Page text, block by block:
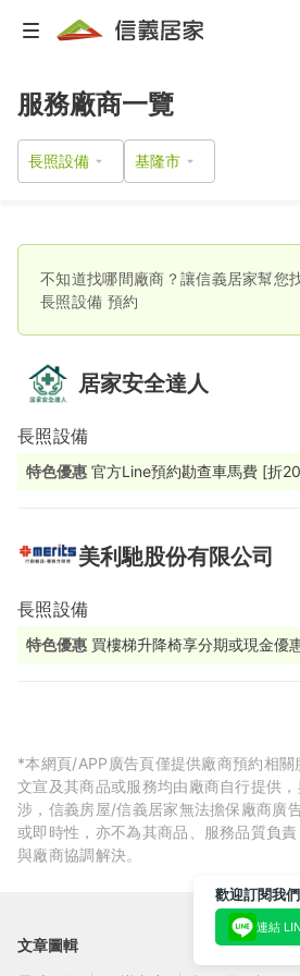
服務廠商一覽
長照設備
不知道找哪間廠商？讓信義居家幫您
長照設備 預約
居家安全達人
長照設備
特色優惠 官方Line預約勘查車馬費 [折
美利馳股份有限公司
長照設備
特色優惠 買樓梯升降椅享分期或現金優
*本網頁/APP廣告頁僅提供廠商預約相
文宣及其商品或服務均由廠商自行提供
涉，信義房屋/信義居家無法擔保廠商廣
或即時性，亦不為其商品、服務品質負
與廠商協調解決。
文章圖輯
連結